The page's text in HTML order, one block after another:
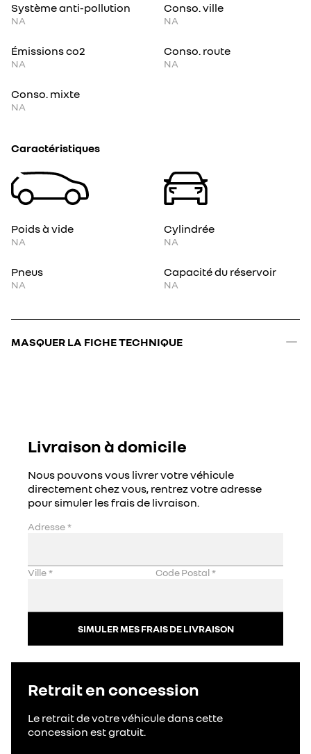
MASQUER LA FICHE TECHNIQUE
Système anti-pollution
NA
Conso. ville
NA
Émissions co2
NA
Conso. route
NA
Conso. mixte
NA
Caractéristiques
Poids à vide
NA
Cylindrée
NA
Pneus
NA
Capacité du réservoir
NA
Livraison à domicile
Nous pouvons vous livrer votre véhicule
directement chez vous, rentrez votre adresse
pour simuler les frais de livraison.
Adresse*
Ville* Code Postal*
SIMULER MES FRAIS DE LIVRAISON
Retrait en concession
Le retrait de votre véhicule dans cette
concession est gratuit.